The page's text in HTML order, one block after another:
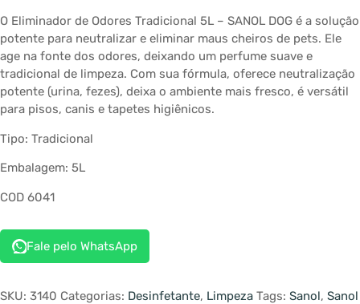
O Eliminador de Odores Tradicional 5L – SANOL DOG é a solução
potente para neutralizar e eliminar maus cheiros de pets. Ele
age na fonte dos odores, deixando um perfume suave e
tradicional de limpeza. Com sua fórmula, oferece neutralização
potente (urina, fezes), deixa o ambiente mais fresco, é versátil
para pisos, canis e tapetes higiênicos.
Tipo: Tradicional
Embalagem: 5L
COD 6041
Fale pelo WhatsApp
SKU: 3140 Categorias: Desinfetante, Limpeza Tags: Sanol, Sanol